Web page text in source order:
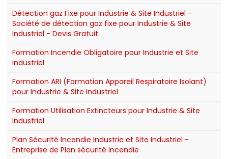
Détection gaz Fixe pour Industrie & Site Industriel -
Société de détection gaz fixe pour Industrie & Site
Industriel - Devis Gratuit
Formation Incendie Obligatoire pour Industrie et Site
Industriel
Formation ARI (Formation Appareil Respiratoire Isolant)
pour Industrie & Site Industriel
Formation Utilisation Extincteurs pour Industrie & Site
Industriel
Plan Sécurité Incendie Industrie et Site Industriel -
Entreprise de Plan sécurité incendie